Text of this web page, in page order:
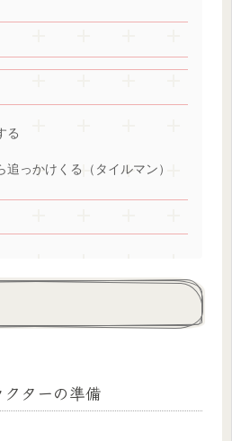
る
っかけくる（タイルマン）
ターの準備